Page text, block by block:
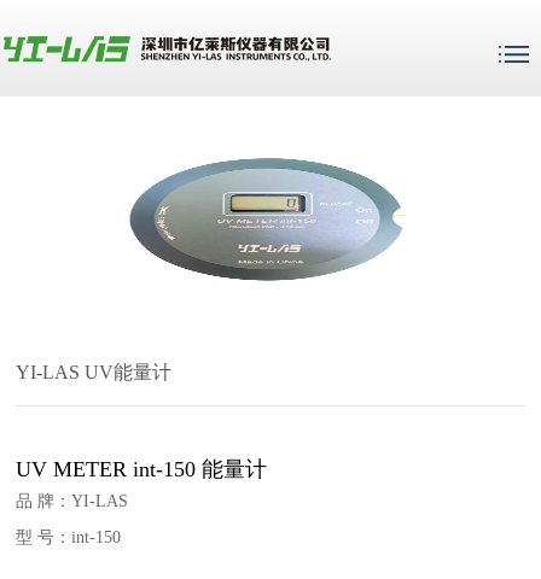
YI-LAS UV能量计
UV METER int-150 能量计
品 牌：YI-LAS
型 号：int-150